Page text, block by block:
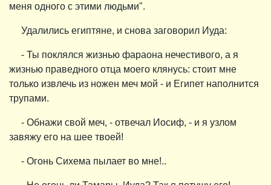
меня одного с этими людьми".
Удалились египтяне, и снова заговорил Иуда:
- Ты поклялся жизнью фараона нечестивого, а я
жизнью праведного отца моего клянусь: стоит мне
только извлечь из ножен меч мой - и Египет наполнится
трупами.
- Обнажи свой меч, - отвечал Иосиф, - и я узлом
завяжу его на шее твоей!
- Огонь Сихема пылает во мне!..